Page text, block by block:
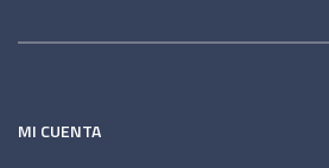
MI CUENTA